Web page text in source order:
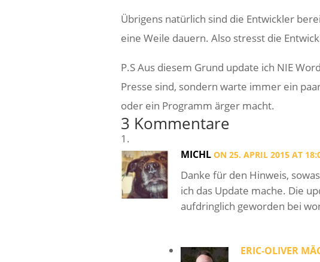
Übrigens natürlich sind die Entwickler
eine Weile dauern. Also stresst die
P.S Aus diesem Grund update ich NIE
Presse sind, sondern warte immer ein
oder ein Programm ärger macht.
3 Kommentare
MICHL ON 25. APRIL 2015 AT
Danke für den Hinweis,
ich das Update mache. Die
aufdringlich geworden bei
ERIC-OLIVER